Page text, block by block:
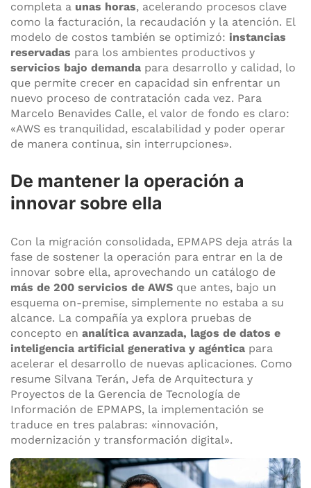
completa a unas horas, acelerando procesos clave
como la facturación, la recaudación y la atención. El
modelo de costos también se optimizó: instancias
reservadas para los ambientes productivos y
servicios bajo demanda para desarrollo y calidad, lo
que permite crecer en capacidad sin enfrentar un
nuevo proceso de contratación cada vez. Para
Marcelo Benavides Calle, el valor de fondo es claro:
«AWS es tranquilidad, escalabilidad y poder operar
de manera continua, sin interrupciones».
De mantener la operación a
innovar sobre ella
Con la migración consolidada, EPMAPS deja atrás la
fase de sostener la operación para entrar en la de
innovar sobre ella, aprovechando un catálogo de
más de 200 servicios de AWS que antes, bajo un
esquema on-premise, simplemente no estaba a su
alcance. La compañía ya explora pruebas de
concepto en analítica avanzada, lagos de datos e
inteligencia artificial generativa y agéntica para
acelerar el desarrollo de nuevas aplicaciones. Como
resume Silvana Terán, Jefa de Arquitectura y
Proyectos de la Gerencia de Tecnología de
Información de EPMAPS, la implementación se
traduce en tres palabras: «innovación,
modernización y transformación digital».